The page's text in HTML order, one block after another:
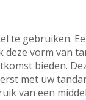
te gebruiken.
vorm van
bieden.
met uw
van een